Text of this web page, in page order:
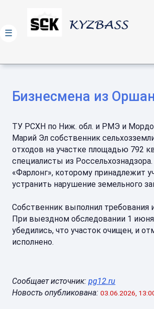
Бизнесмена из
ТУ РСХН по Ниж. обл. и РМЭ и
Марий Эл собственник
отходов на участке площадью 792
специалисты из
«Фарлонг», которому принадлежит
устранить нарушение земельного
Собственник выполнил требования
При выездном обследовании 1
убедились, что участок очищен, и
исполнено.
Сообщает источник: pg12.ru
Новость опубликована: 03.06.2026,
☰